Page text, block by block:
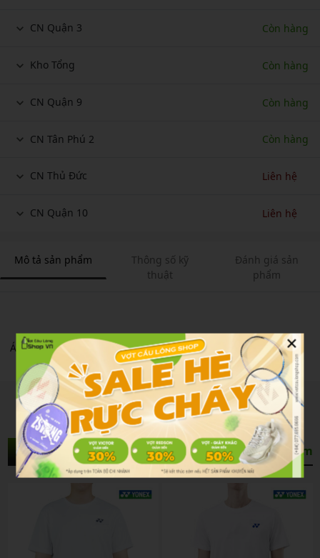
CN Quận 3 Còn hàng
Kho Tổng Còn hàng
CN Quận 9 Còn hàng
CN Tân Phú 2 Còn hàng
CN Thủ Đức Liên hệ
CN Quận 10 Liên hệ
Mô tả sản phẩm
Thông số kỹ
thuật
Đánh giá sản
phẩm
Áo Cầu Lông Yonex Rm-j035-3088-rw2-s Glacier Gray
Sản Phẩm Liên Quan Xem thêm
×